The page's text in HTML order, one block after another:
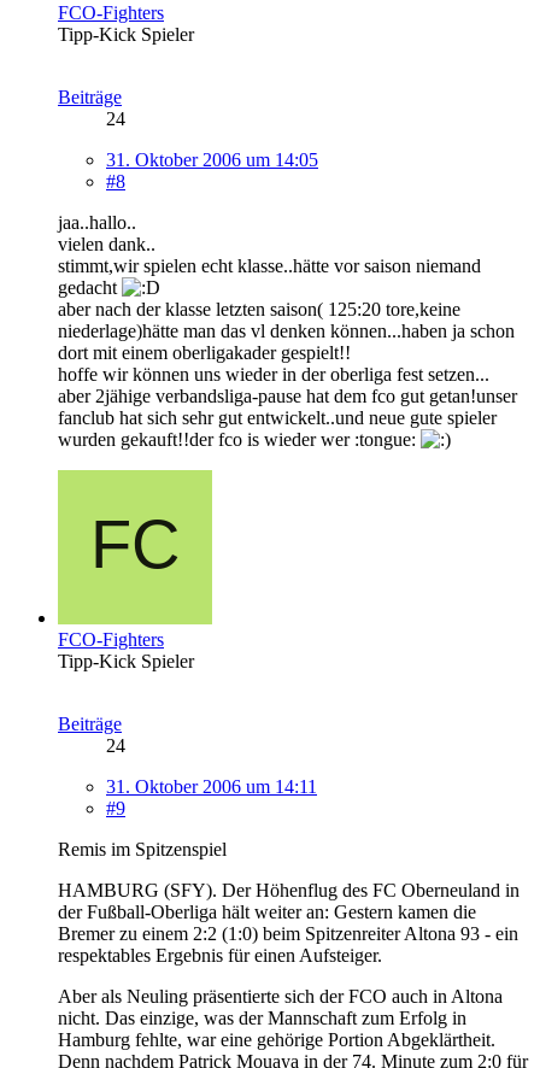
FCO-Fighters
Tipp-Kick Spieler
Beiträge
24
31. Oktober 2006 um 14:05
#8
jaa..hallo..
vielen dank..
stimmt,wir spielen echt klasse..hätte vor saison niemand
gedacht
aber nach der klasse letzten saison( 125:20 tore,keine
niederlage)hätte man das vl denken können...haben ja schon
dort mit einem oberligakader gespielt!!
hoffe wir können uns wieder in der oberliga fest setzen...
aber 2jähige verbandsliga-pause hat dem fco gut getan!unser
fanclub hat sich sehr gut entwickelt..und neue gute spieler
wurden gekauft!!der fco is wieder wer :tongue:
FCO-Fighters
Tipp-Kick Spieler
Beiträge
24
31. Oktober 2006 um 14:11
#9
Remis im Spitzenspiel
HAMBURG (SFY). Der Höhenflug des FC Oberneuland in
der Fußball-Oberliga hält weiter an: Gestern kamen die
Bremer zu einem 2:2 (1:0) beim Spitzenreiter Altona 93 - ein
respektables Ergebnis für einen Aufsteiger.
Aber als Neuling präsentierte sich der FCO auch in Altona
nicht. Das einzige, was der Mannschaft zum Erfolg in
Hamburg fehlte, war eine gehörige Portion Abgeklärtheit.
Denn nachdem Patrick Mouaya in der 74. Minute zum 2:0 für